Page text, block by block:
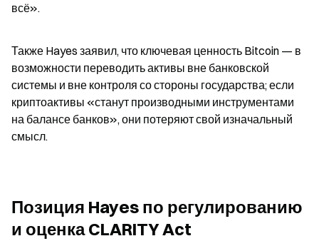
всё».
Также Hayes заявил, что ключевая ценность Bitcoin — в
возможности переводить активы вне банковской
системы и вне контроля со стороны государства; если
криптоактивы «станут производными инструментами
на балансе банков», они потеряют свой изначальный
смысл.
Позиция Hayes по регулированию
и оценка CLARITY Act